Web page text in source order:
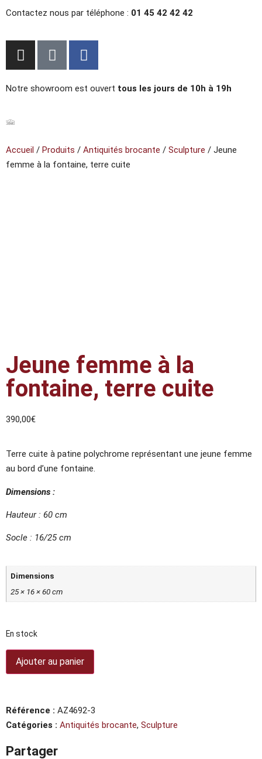
Contactez nous par téléphone : 01 45 42 42 42
Notre showroom est ouvert tous les jours de 10h à 19h
Accueil / Produits / Antiquités brocante / Sculpture / Jeune
femme à la fontaine, terre cuite
Jeune femme à la
fontaine, terre cuite
390,00€
Terre cuite à patine polychrome représentant une jeune femme
au bord d’une fontaine.
Dimensions :
Hauteur : 60 cm
Socle : 16/25 cm
Dimensions
25 × 16 × 60 cm
En stock
Ajouter au panier
Référence : AZ4692-3
Catégories : Antiquités brocante, Sculpture
Partager